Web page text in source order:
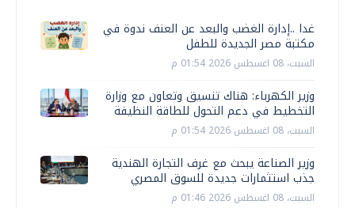
غدا ..إدارة الغضب والبعد عن العنف ندوة في
مكتبة مصر الجديدة للطفل
السبت، 08 اغسطس 2026 01:54 م
وزير الكهرباء: هناك تنسيق وتعاون مع وزارة
التخطيط في دعم التحول للطاقة النظيفة
السبت، 08 اغسطس 2026 01:54 م
وزير الصناعة يبحث مع غرف التجارة الهندية
جذب استثمارات جديدة للسوق المصري
السبت، 08 اغسطس 2026 01:46 م